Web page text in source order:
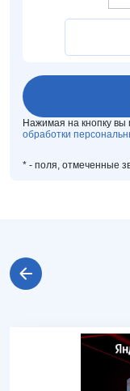
Нажимая на кнопку вы
обработки
* - поля, отмеченные